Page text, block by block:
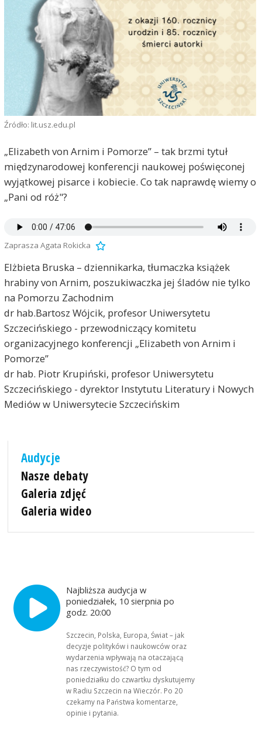
Źródło: lit.usz.edu.pl
„Elizabeth von Arnim i Pomorze” – tak brzmi tytuł
międzynarodowej konferencji naukowej poświęconej
wyjątkowej pisarce i kobiecie. Co tak naprawdę wiemy o
„Pani od róż"?
Zaprasza Agata Rokicka
Elżbieta Bruska – dziennikarka, tłumaczka książek
hrabiny von Arnim, poszukiwaczka jej śladów nie tylko
na Pomorzu Zachodnim
dr hab.Bartosz Wójcik, profesor Uniwersytetu
Szczecińskiego - przewodniczący komitetu
organizacyjnego konferencji „Elizabeth von Arnim i
Pomorze”
dr hab. Piotr Krupiński, profesor Uniwersytetu
Szczecińskiego - dyrektor Instytutu Literatury i Nowych
Mediów w Uniwersytecie Szczecińskim
Audycje
Nasze debaty
Galeria zdjęć
Galeria wideo
Najbliższa audycja w
poniedziałek, 10 sierpnia po
godz. 20:00
Szczecin, Polska, Europa, Świat – jak
decyzje polityków i naukowców oraz
wydarzenia wpływają na otaczającą
nas rzeczywistość? O tym od
poniedziałku do czwartku dyskutujemy
w Radiu Szczecin na Wieczór. Po 20
czekamy na Państwa komentarze,
opinie i pytania.